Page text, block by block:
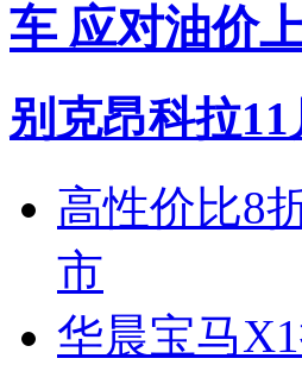
车 应对油价
别克昂科拉
高性价比8
市
华晨宝马